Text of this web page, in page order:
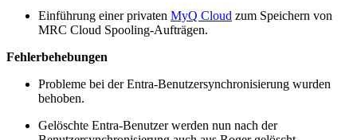
Einführung einer privaten MyQ Cloud zum Speichern von
MRC Cloud Spooling-Aufträgen.
Fehlerbehebungen
Probleme bei der Entra-Benutzersynchronisierung wurden
behoben.
Gelöschte Entra-Benutzer werden nun nach der